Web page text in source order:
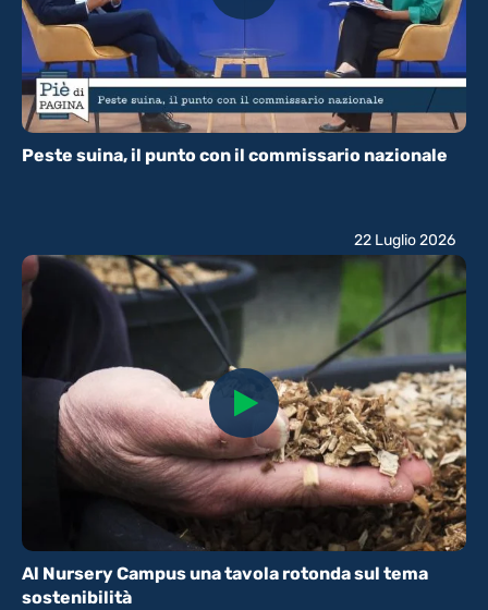
Peste suina, il punto con il commissario nazionale
Al Nursery Campus una tavola rotonda sul tema
sostenibilità
22 Luglio 2026